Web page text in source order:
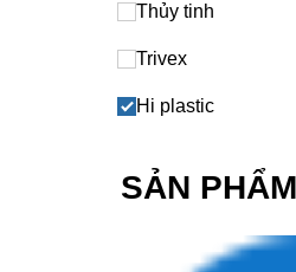
Thủy tinh
Trivex
Hi plastic
SẢN